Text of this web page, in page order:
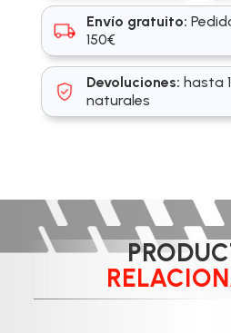
Envío gratuito:
150€
Devoluciones: hasta
naturales